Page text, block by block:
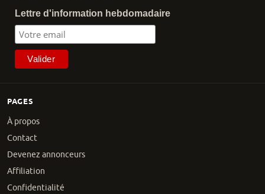
PAGES
À propos
Contact
Devenez annonceurs
Affiliation
Confidentialité
Lettre d'information hebdomadaire